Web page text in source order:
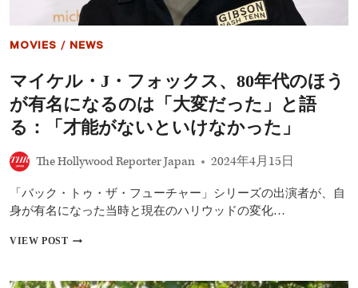
ウ
ィ
ト
ラ
ア
ン・
レ
ノ
ズ
が
界
晴
MOVIES / NEWS
マイケル・J・フォックス、80年代のほう
が有名になるのは「大変だった」と語
る：「才能がないといけなかった」
The Hollywood Reporter Japan 2024年4月15日
「バック・トゥ・ザ・フューチャー」シリーズの出演者が、自
身が有名になった当時と現在のハリウッドの変化…
VIEW POSTマ
ル・